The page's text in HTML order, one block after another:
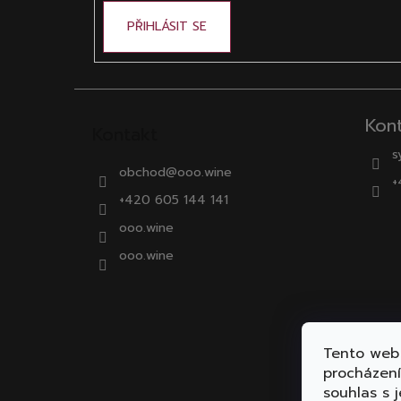
Tento
souhlas s
PŘIHLÁSIT SE
obchod@ooo.wine
+420 605 144 141
ooo.wine
ooo.wine